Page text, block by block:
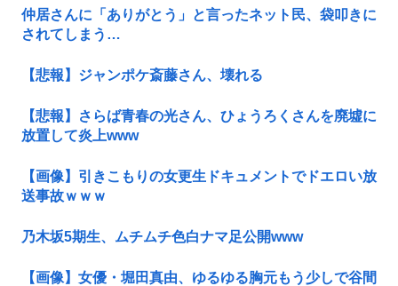
仲居さんに「ありがとう」と言ったネット民、袋叩きに
されてしまう…
【悲報】ジャンポケ斎藤さん、壊れる
【悲報】さらば青春の光さん、ひょうろくさんを廃墟に
放置して炎上www
【画像】引きこもりの女更生ドキュメントでドエロい放
送事故ｗｗｗ
乃木坂5期生、ムチムチ色白ナマ足公開www
【画像】女優・堀田真由、ゆるゆる胸元もう少しで谷間